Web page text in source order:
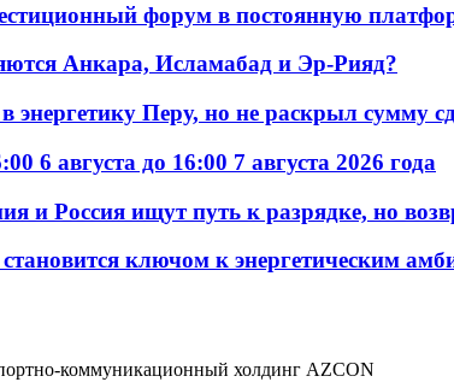
форум в постоянную
Анкара, Исламабад и Эр-Рияд?
энергетику Перу, но не раскрыл сумму
6 августа до 16:00 7 августа 2026 года
и Россия ищут путь к разрядке, но
ключом к энергетическим
коммуникационный холдинг AZCON